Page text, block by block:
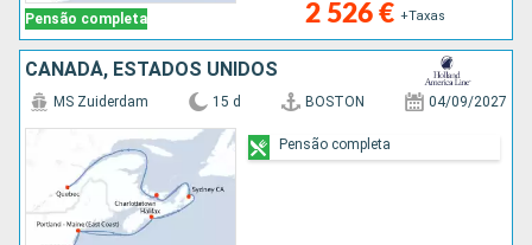
Pensão completa 2 526 € +Taxas
CANADÁ, ESTADOS UNIDOS
MS Zuiderdam 15 d BOSTON 04/09/2027
Pensão completa